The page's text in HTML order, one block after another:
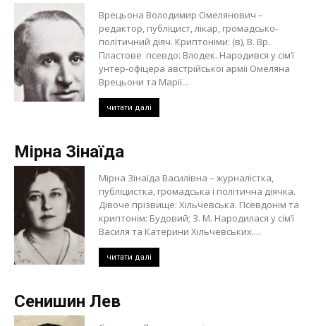
Врецьона Володимир Омелянович –
редактор, публіцист, лікар, громадсько-
політичний діяч. Криптоніми: (в), В. Вр.
Пластове псевдо: Влодек. Народився у сім’ї
унтер-офіцера австрійської армії Омеляна
Врецьони та Марії...
читати далі
Мірна Зінаїда
Мірна Зінаїда Василівна – журналістка,
публіцистка, громадська і політична діячка.
Дівоче прізвище: Хільчевська. Псевдонім та
криптонім: Будовий; З. М. Народилася у сім’ї
Василя та Катерини Хільчевських....
читати далі
Сенишин Лев